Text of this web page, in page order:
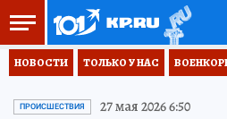
НОВОСТИ ТОЛЬКО У НАС
ПРОИСШЕСТВИЯ 27 мая 2026 6:50